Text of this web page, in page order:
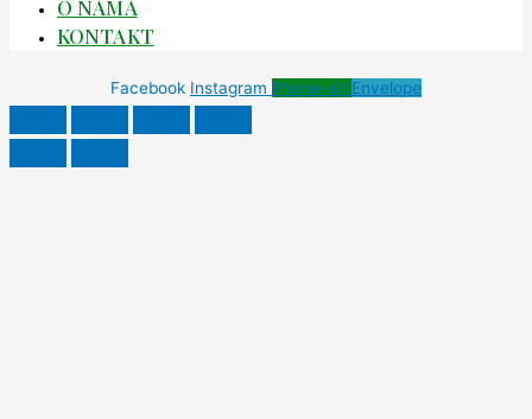
O NAMA
KONTAKT
Facebook Instagram Phone-alt Envelope